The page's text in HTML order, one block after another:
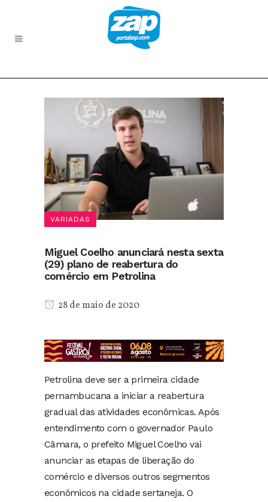
VARIADAS
Miguel Coelho anunciará nesta sexta
(29) plano de reabertura do
comércio em Petrolina
28 de maio de 2020
Petrolina deve ser a primeira cidade
pernambucana a iniciar a reabertura
gradual das atividades econômicas. Após
entendimento com o governador Paulo
Câmara, o prefeito Miguel Coelho vai
anunciar as etapas de liberação do
comércio e diversos outros segmentos
econômicos na cidade sertaneja. O